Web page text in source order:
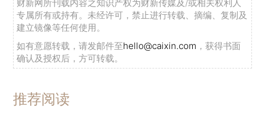
财新网所刊载内容之知识产权为财新传媒及/或相关权利人
专属所有或持有。未经许可，禁止进行转载、摘编、复制及
建立镜像等任何使用。
如有意愿转载，请发邮件至hello@caixin.com ，获得书面
确认及授权后，方可转载。
推荐阅读